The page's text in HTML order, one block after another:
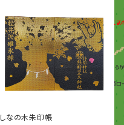
しなの木朱印帳